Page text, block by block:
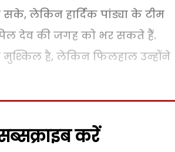
लेकिन हार्दिक पांड्या के टीम
देव की जगह को भर सकते हैं.
है, लेकिन फिलहाल उन्होंने
करें